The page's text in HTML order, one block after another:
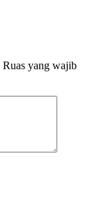
Ruas yang wajib